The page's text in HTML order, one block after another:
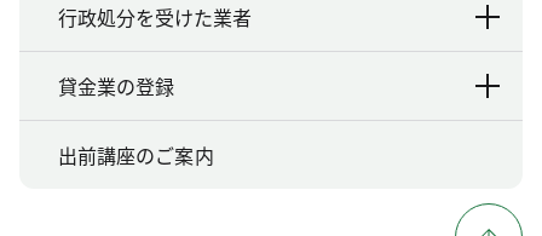
行政処分を受けた業者
貸金業の登録
出前講座のご案内